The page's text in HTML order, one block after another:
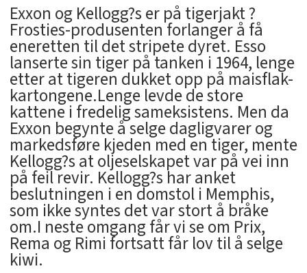
Exxon og Kellogg?s er på tigerjakt ?
Frosties-produsenten forlanger å få
eneretten til det stripete dyret. Esso
lanserte sin tiger på tanken i 1964, lenge
etter at tigeren dukket opp på maisflak-
kartongene.Lenge levde de store
kattene i fredelig sameksistens. Men da
Exxon begynte å selge dagligvarer og
markedsføre kjeden med en tiger, mente
Kellogg?s at oljeselskapet var på vei inn
på feil revir. Kellogg?s har anket
beslutningen i en domstol i Memphis,
som ikke syntes det var stort å bråke
om.I neste omgang får vi se om Prix,
Rema og Rimi fortsatt får lov til å selge
kiwi.